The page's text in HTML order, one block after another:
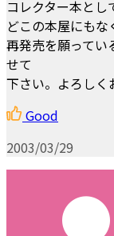
コレクター本と
どこの本屋にもな
再発売を願ってい
せて
下さい。よろしく
Good
2003/03/29